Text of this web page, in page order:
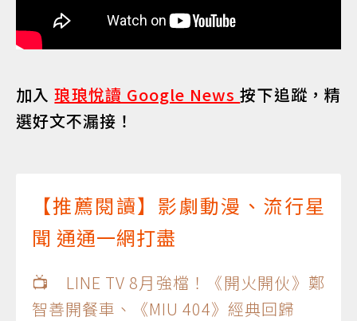
加入琅琅悅讀 Google News按下追蹤，精
選好文不漏接！
【推薦閱讀】影劇動漫、流行星
聞 通通一網打盡
📺 LINE TV 8月強檔！《開火開伙》鄭
智善開餐車、《MIU 404》經典回歸